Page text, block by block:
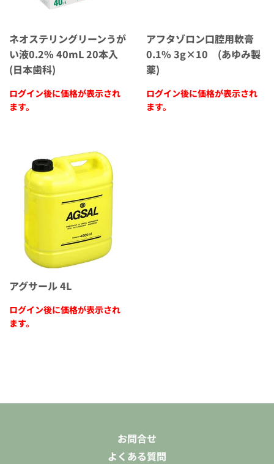
ネオステリングリーンうが
い液0.2% 40mL 20本入
(日本歯科)
ログイン後に価格が表示され
ます。
アフタゾロン口腔用軟膏
0.1% 3g×10 (あゆみ製
薬)
ログイン後に価格が表示され
ます。
アグサール 4L
ログイン後に価格が表示され
ます。
お問合せ
よくある質問